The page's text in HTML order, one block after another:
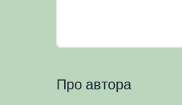
Про автора